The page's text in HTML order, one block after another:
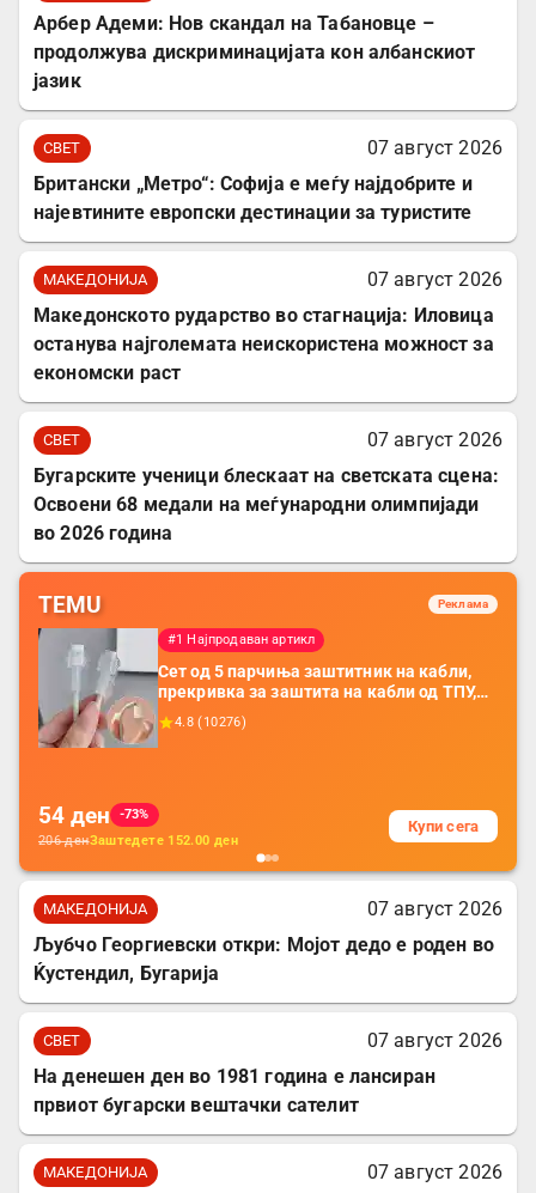
Арбер Адеми: Нов скандал на Табановце –
продолжува дискриминацијата кон албанскиот
јазик
СВЕТ
07 август 2026
Британски „Метро“: Софија е меѓу најдобрите и
најевтините европски дестинации за туристите
МАКЕДОНИЈА
07 август 2026
Македонското рударство во стагнација: Иловица
останува најголемата неискористена можност за
економски раст
СВЕТ
07 август 2026
Бугарските ученици блескаат на светската сцена:
Освоени 68 медали на меѓународни олимпијади
во 2026 година
TEMU Реклама
#1 Најпродаван артикл
Сет од 5 парчиња заштитник на кабли,
прекривка за заштита на кабли од ТПУ,
додатоци за заштита на кабли, без
батерија, за мобилни телефони, комплет
4.8 (10276)
54 ден
-73%
206денЗаштедете 152.00 ден
Купи сега
МАКЕДОНИЈА
07 август 2026
Љубчо Георгиевски откри: Мојот дедо е роден во
Ќустендил, Бугарија
СВЕТ
07 август 2026
На денешен ден во 1981 година е лансиран
првиот бугарски вештачки сателит
МАКЕДОНИЈА
07 август 2026